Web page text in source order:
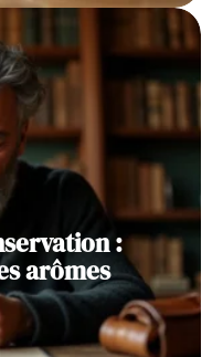
:
arômes